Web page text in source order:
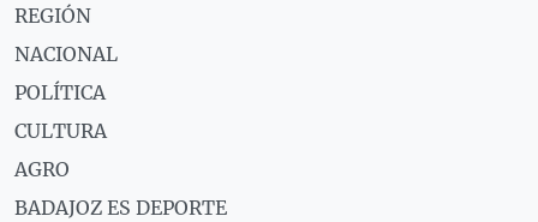
REGIÓN
NACIONAL
POLÍTICA
CULTURA
AGRO
BADAJOZ ES DEPORTE